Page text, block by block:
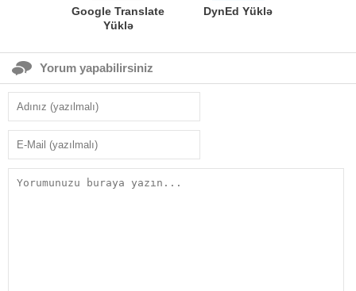
Google Translate
Yüklə
DynEd Yüklə
Yorum yapabilirsiniz